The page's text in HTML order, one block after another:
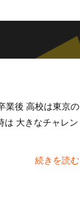
後 高校は東京の
は 大きなチャレン
続きを読む